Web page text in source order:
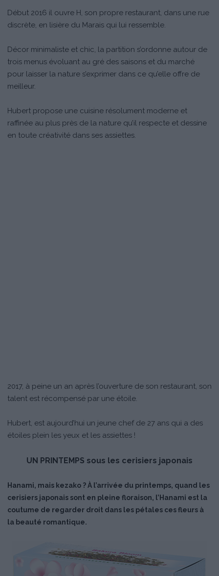
Début 2016 il ouvre H, son propre restaurant, dans une rue
discrète, en lisière du Marais qui lui ressemble.
Décor minimaliste et chic, la partition s’ordonne autour de
trois menus évoluant au gré des saisons et du marché
pour laisser la nature s’exprimer dans ce qu’elle offre de
meilleur.
Hubert propose une cuisine résolument moderne et
raffinée au plus près de la nature qu’il respecte et dessine
en toute créativité dans ses assiettes.
2017, à peine un an après l’ouverture de son restaurant, son
talent est récompensé par une étoile.
Hubert, est aujourd’hui un jeune chef de 27 ans qui a des
étoiles plein les yeux et les assiettes !
UN PRINTEMPS sous les cerisiers japonais
Hanami, mais kezako ? À l’arrivée du printemps, quand les
cerisiers japonais sont en pleine floraison, l’Hanami est la
coutume de regarder droit dans les pétales ces fleurs à
la beauté romantique.